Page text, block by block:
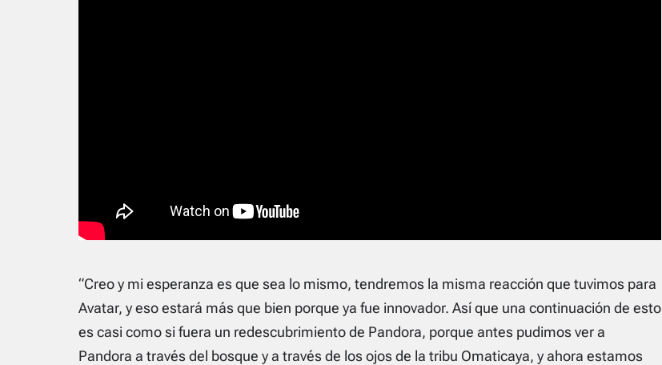
“Creo y mi esperanza es que sea lo mismo, tendremos la misma reacción que tuvimos para
Avatar, y eso estará más que bien porque ya fue innovador. Así que una continuación de esto
es casi como si fuera un redescubrimiento de Pandora, porque antes pudimos ver a
Pandora a través del bosque y a través de los ojos de la tribu Omaticaya, y ahora estamos